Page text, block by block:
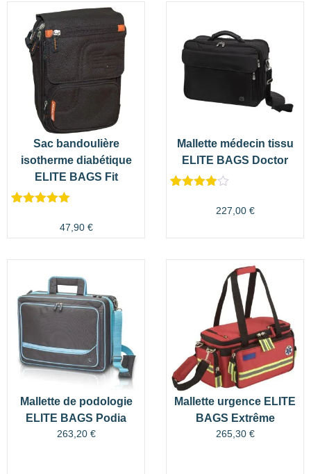
Sac bandoulière
isotherme diabétique
ELITE BAGS Fit
basé sur
client
47,90 €
Mallette médecin tissu
ELITE BAGS Doctor
notation
227,00 €
Mallette de podologie
ELITE BAGS Podia
263,20 €
Mallette urgence ELITE
BAGS Extrême
265,30 €